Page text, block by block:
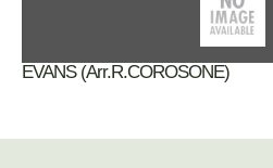
EVANS (Arr.R.COROSONE)